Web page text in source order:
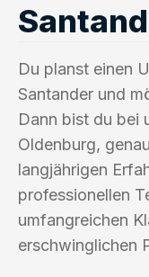
Du planst einen
Santander und
Dann bist du bei
Oldenburg,
langjährigen
professionellen
umfangreichen
erschwinglichen